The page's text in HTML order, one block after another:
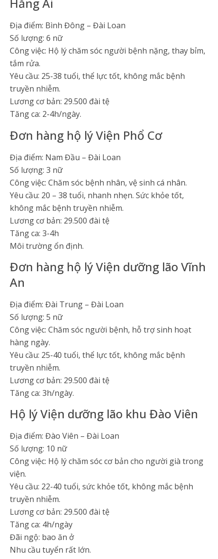
Hằng Ái
Địa điểm: Bình Đông – Đài Loan
Số lượng: 6 nữ
Công việc: Hộ lý chăm sóc người bệnh nặng, thay bỉm,
tắm rửa.
Yêu cầu: 25-38 tuổi, thể lực tốt, không mắc bệnh
truyền nhiễm.
Lương cơ bản: 29.500 đài tệ
Tăng ca: 2-4h/ngày.
Đơn hàng hộ lý Viện Phổ Cơ
Địa điểm: Nam Đầu – Đài Loan
Số lượng: 3 nữ
Công việc: Chăm sóc bệnh nhân, vệ sinh cá nhân.
Yêu cầu: 20 – 38 tuổi, nhanh nhẹn. Sức khỏe tốt,
không mắc bệnh truyền nhiễm.
Lương cơ bản: 29.500 đài tệ
Tăng ca: 3-4h
Môi trường ổn định.
Đơn hàng hộ lý Viện dưỡng lão Vĩnh
An
Địa điểm: Đài Trung – Đài Loan
Số lượng: 5 nữ
Công việc: Chăm sóc người bệnh, hỗ trợ sinh hoạt
hàng ngày.
Yêu cầu: 25-40 tuổi, thể lực tốt, không mắc bệnh
truyền nhiễm.
Lương cơ bản: 29.500 đài tệ
Tăng ca: 3h/ngày.
Hộ lý Viện dưỡng lão khu Đào Viên
Địa điểm: Đào Viên – Đài Loan
Số lượng: 10 nữ
Công việc: Hộ lý chăm sóc cơ bản cho người già trong
viện.
Yêu cầu: 22-40 tuổi, sức khỏe tốt, không mắc bệnh
truyền nhiễm.
Lương cơ bản: 29.500 đài tệ
Tăng ca: 4h/ngày
Đãi ngộ: bao ăn ở
Nhu cầu tuyển rất lớn.